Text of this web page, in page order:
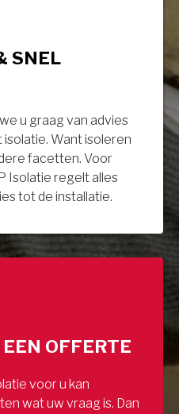
SNEL
u graag van advies
Want isoleren
facetten. Voor
Isolatie regelt alles
tot de installatie.
OFFERTE
voor u kan
wat uw vraag is. Dan